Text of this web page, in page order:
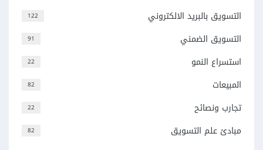
122 التسويق بالبريد الالكتروني
91 التسويق الضمني
22 استسراع النمو
82 المبيعات
22 تجارب ونصائح
82
مبادئ علم التسويق